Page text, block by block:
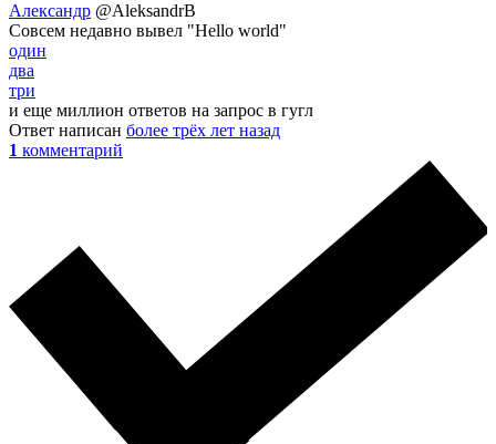
Александр @AleksandrB
Совсем недавно вывел "Hello world"
один
два
три
и еще миллион ответов на запрос в гугл
Ответ написан более трёх лет назад
1 комментарий